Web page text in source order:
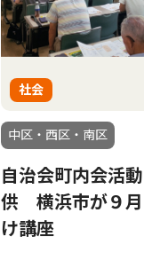
社会
中区・西区・南区
自治会町内会活
供 横浜市が９月
け講座